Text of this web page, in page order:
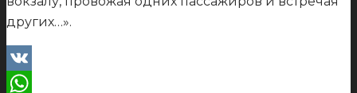
других…».
VK